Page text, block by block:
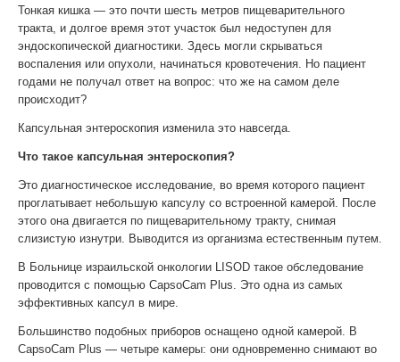
Тонкая кишка — это почти шесть метров пищеварительного
тракта, и долгое время этот участок был недоступен для
эндоскопической диагностики. Здесь могли скрываться
воспаления или опухоли, начинаться кровотечения. Но пациент
годами не получал ответ на вопрос: что же на самом деле
происходит?
Капсульная энтероскопия изменила это навсегда.
Что такое капсульная энтероскопия?
Это диагностическое исследование, во время которого пациент
проглатывает небольшую капсулу со встроенной камерой. После
этого она двигается по пищеварительному тракту, снимая
слизистую изнутри. Выводится из организма естественным путем.
В Больнице израильской онкологии LISOD такое обследование
проводится с помощью CapsoCam Plus. Это одна из самых
эффективных капсул в мире.
Большинство подобных приборов оснащено одной камерой. В
CapsoCam Plus — четыре камеры: они одновременно снимают во